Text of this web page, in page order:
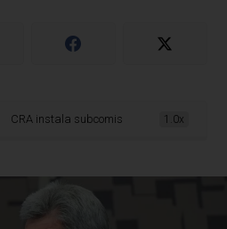
CRA instala subcomissão para 1.0x